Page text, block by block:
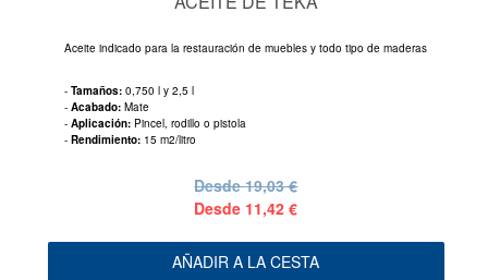
Aceite indicado para la restauración de muebles y todo tipo de maderas
- Tamaños: 0,750 l y 2,5 l
- Acabado: Mate
- Aplicación: Pincel, rodillo o pistola
- Rendimiento: 15 m2/litro
Desde19,03 €
Desde 11,42 €
AÑADIR A LA CESTA